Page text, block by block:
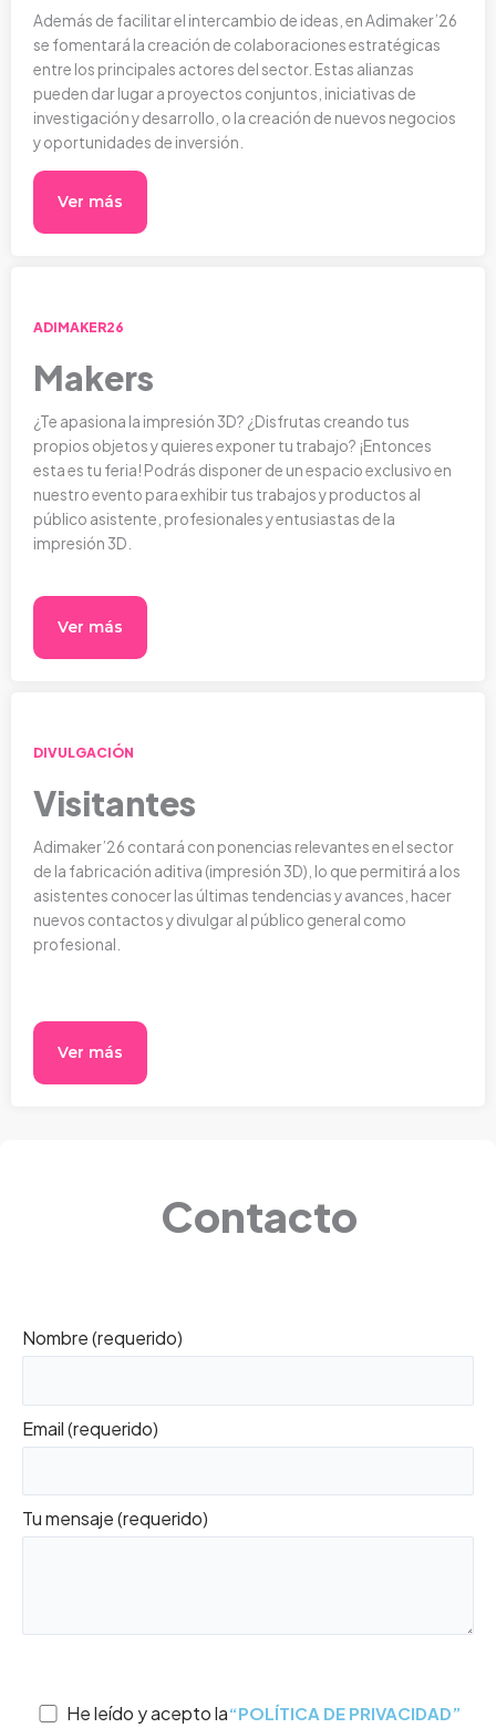
Además de facilitar el intercambio de ideas, en Adimaker’26
se fomentará la creación de colaboraciones estratégicas
entre los principales actores del sector. Estas alianzas
pueden dar lugar a proyectos conjuntos, iniciativas de
investigación y desarrollo, o la creación de nuevos negocios
y oportunidades de inversión.
Ver más
ADIMAKER26
Makers
¿Te apasiona la impresión 3D? ¿Disfrutas creando tus
propios objetos y quieres exponer tu trabajo? ¡Entonces
esta es tu feria! Podrás disponer de un espacio exclusivo en
nuestro evento para exhibir tus trabajos y productos al
público asistente, profesionales y entusiastas de la
impresión 3D.
Ver más
DIVULGACIÓN
Visitantes
Adimaker’26 contará con ponencias relevantes en el sector
de la fabricación aditiva (impresión 3D), lo que permitirá a los
asistentes conocer las últimas tendencias y avances, hacer
nuevos contactos y divulgar al público general como
profesional.
Ver más
Contacto
Nombre (requerido)
Email (requerido)
Tu mensaje (requerido)
He leído y acepto la“POLÍTICA DE PRIVACIDAD”